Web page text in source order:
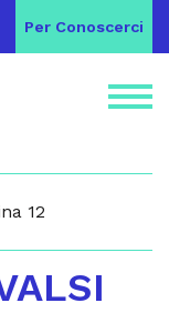
Per Conoscerci
12